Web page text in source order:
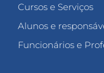
Cursos e Serviços
Alunos e
Funcionários e